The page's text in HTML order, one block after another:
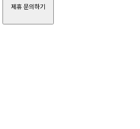
제휴 문의하기